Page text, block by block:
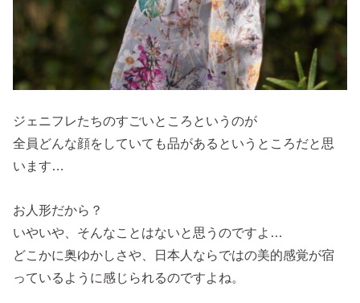
ジェニフレたちのすごいところというのが
全員どんな顔をしていても品があるというところだと思
います…
お人形だから？
いやいや、そんなことはないと思うのですよ…
どこかに奥ゆかしさや、日本人ならではの美的感覚が宿
っているように感じられるのですよね。